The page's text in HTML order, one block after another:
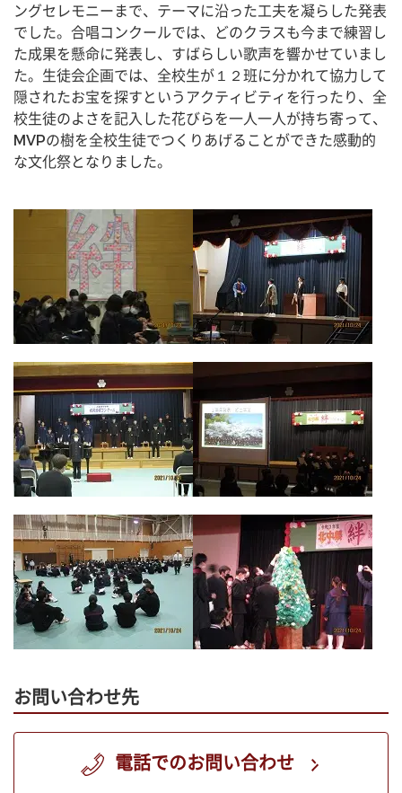
ングセレモニーまで、テーマに沿った工夫を凝らした発表
でした。合唱コンクールでは、どのクラスも今まで練習し
た成果を懸命に発表し、すばらしい歌声を響かせていまし
た。生徒会企画では、全校生が１２班に分かれて協力して
隠されたお宝を探すというアクティビティを行ったり、全
校生徒のよさを記入した花びらを一人一人が持ち寄って、
MVPの樹を全校生徒でつくりあげることができた感動的
な文化祭となりました。
お問い合わせ先
電話でのお問い合わせ